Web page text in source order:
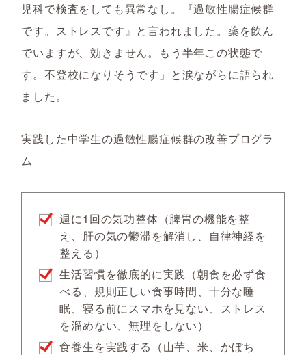
児科で検査をしても異常なし。『過敏性腸症候群
です。ストレスです』と言われました。薬を飲ん
でいますが、効きません。もう半年この状態で
す。不登校になりそうです」と涙ながらに語られ
ました。
実践した中学生の過敏性腸症候群の改善プログラ
ム
週に1回の気功整体（脾胃の機能を整
え、肝の気の鬱滞を解消し、自律神経を
整える）
生活習慣を徹底的に実践（朝食を必ず食
べる、規則正しい食事時間、十分な睡
眠、寝る前にスマホを見ない、ストレス
を溜めない、無理をしない）
食養生を実践する（山芋、米、かぼち